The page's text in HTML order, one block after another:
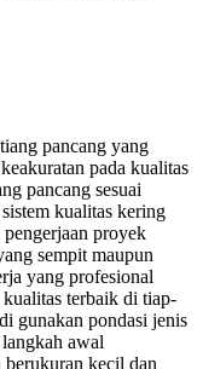
pancang yang
pada kualitas
pancang sesuai
kualitas kering
pengerjaan proyek
sempit maupun
yang profesional
kualitas terbaik di tiap-
gunakan pondasi jenis
awal
kecil dan